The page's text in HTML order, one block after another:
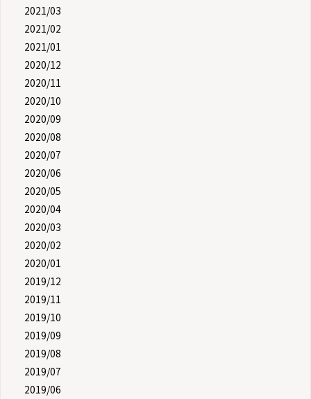
2021/03
2021/02
2021/01
2020/12
2020/11
2020/10
2020/09
2020/08
2020/07
2020/06
2020/05
2020/04
2020/03
2020/02
2020/01
2019/12
2019/11
2019/10
2019/09
2019/08
2019/07
2019/06